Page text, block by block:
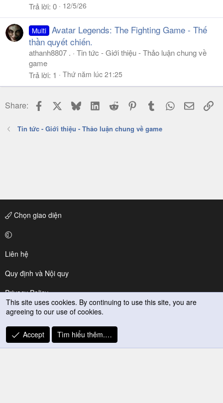
Trả lời 0 12/5/26
Multi Avatar Legends: The Fighting Game - Thế
thần quyết chiến.
athanh8807 .
Tin tức - Giới thiệu - Thảo luận chung về
game
Trả lời 1 Thứ năm lúc 21:25
Share: Facebook BlueskyLinkedIn
Reddit PinterestTumblr WhatsApp
Email
Tin tức - Giới thiệu - Thảo luận chung về game
Chọn giao diện
Liên hệ
Quy định và Nội quy
Privacy Policy
Trợ giúp
R
S
This site uses cookies. By continuing to use this site, you are
agreeing to our use of cookies.
Accept Tìm hiểu thêm.…